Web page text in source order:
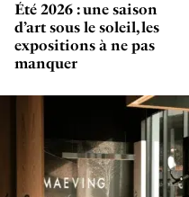
Été 2026 : une saison
d’art sous le soleil, les
expositions à ne pas
manquer